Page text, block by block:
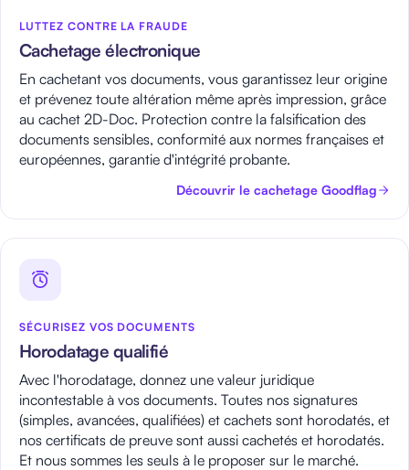
LUTTEZ CONTRE LA FRAUDE
Cachetage électronique
En cachetant vos documents, vous garantissez leur origine
et prévenez toute altération même après impression, grâce
au cachet 2D-Doc. Protection contre la falsification des
documents sensibles, conformité aux normes françaises et
européennes, garantie d'intégrité probante.
Découvrir le cachetage Goodflag
SÉCURISEZ VOS DOCUMENTS
Horodatage qualifié
Avec l'horodatage, donnez une valeur juridique
incontestable à vos documents. Toutes nos signatures
(simples, avancées, qualifiées) et cachets sont horodatés, et
nos certificats de preuve sont aussi cachetés et horodatés.
Et nous sommes les seuls à le proposer sur le marché.